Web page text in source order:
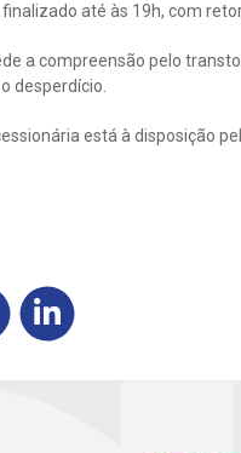
até às 19h, com
a compreensão pelo
desperdício.
está à disposição